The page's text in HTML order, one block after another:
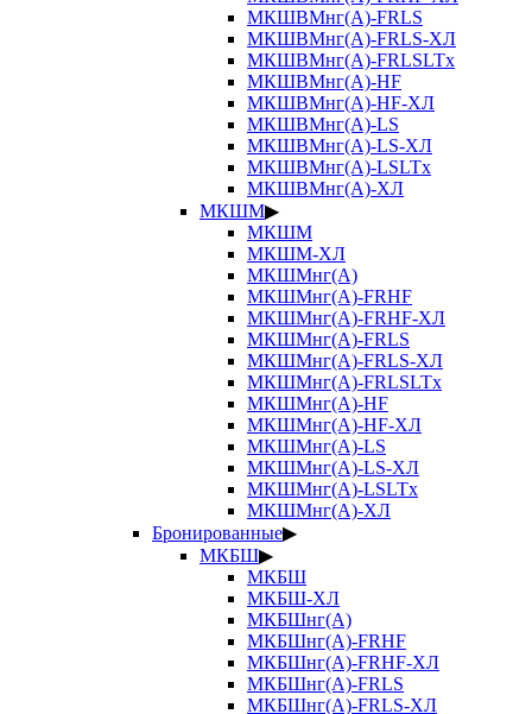
МКШВМнг(А)-FRLS
МКШВМнг(А)-FRLS-ХЛ
МКШВМнг(А)-FRLSLTx
МКШВМнг(А)-HF
МКШВМнг(А)-HF-ХЛ
МКШВМнг(А)-LS
МКШВМнг(А)-LS-ХЛ
МКШВМнг(А)-LSLTx
МКШВМнг(А)-ХЛ
МКШМ▶
МКШМ
МКШМ-ХЛ
МКШМнг(А)
МКШМнг(А)-FRHF
МКШМнг(А)-FRHF-ХЛ
МКШМнг(А)-FRLS
МКШМнг(А)-FRLS-ХЛ
МКШМнг(А)-FRLSLTx
МКШМнг(А)-HF
МКШМнг(А)-HF-ХЛ
МКШМнг(А)-LS
МКШМнг(А)-LS-ХЛ
МКШМнг(А)-LSLTx
МКШМнг(А)-ХЛ
Бронированные▶
МКБШ▶
МКБШ
МКБШ-ХЛ
МКБШнг(А)
МКБШнг(А)-FRHF
МКБШнг(А)-FRHF-ХЛ
МКБШнг(А)-FRLS
МКБШнг(А)-FRLS-ХЛ